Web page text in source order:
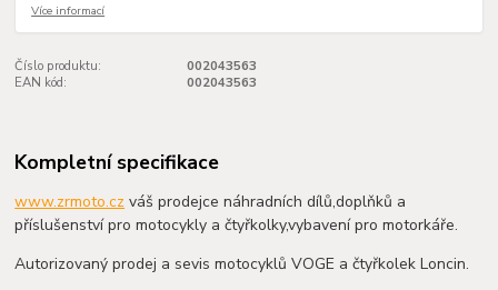
Více informací
Číslo produktu:
002043563
EAN kód:
002043563
Kompletní specifikace
www.zrmoto.cz váš prodejce náhradních dílů,doplňků a
příslušenství pro motocykly a čtyřkolky,vybavení pro motorkáře.
Autorizovaný prodej a sevis motocyklů VOGE a čtyřkolek Loncin.